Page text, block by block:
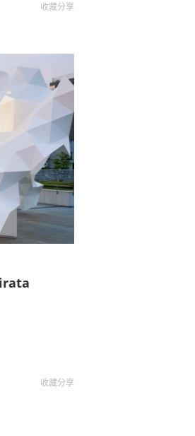
收藏分享
收藏分享